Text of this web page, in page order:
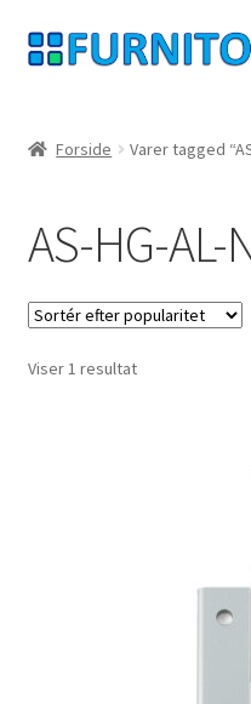
Spring
til
Spring
til
privatliv
fortrydelsesret
Kontakt
Forside Varer tagged
AS-HG-AL-
Viser 1 resultat